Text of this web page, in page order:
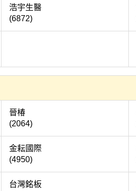
浩宇生醫
(6872)
晉椿
(2064)
金耘國際
(4950)
台灣銘板